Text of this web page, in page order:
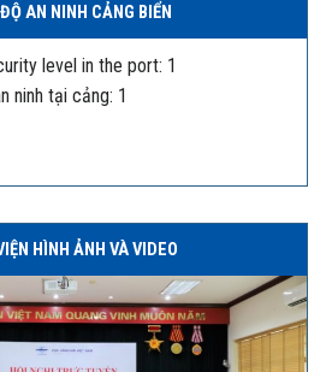
AN NINH CẢNG BIỂN
level in the port: 1
ninh tại cảng: 1
HÌNH ẢNH VÀ VIDEO